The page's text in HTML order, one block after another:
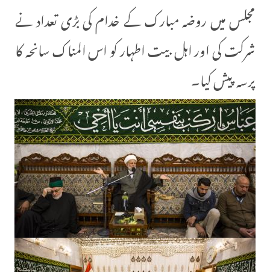
مجلس میں روضہ مبارک کے خدام کی بڑی تعداد نے
شرکت کی اور اہل بیت اطہار کو اس المناک سانحہ کا
پرسہ پیش کیا۔